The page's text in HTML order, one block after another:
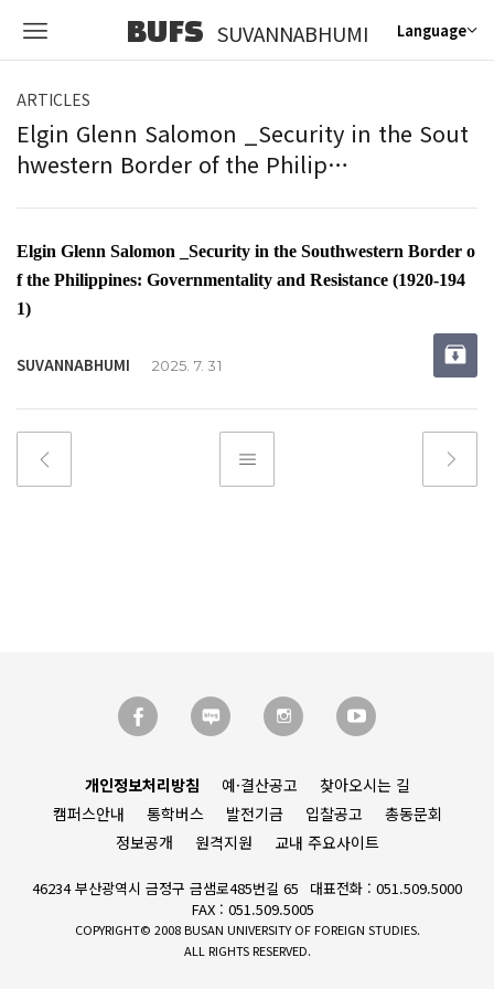
BUFS SUVANNABHUMI Language
ARTICLES
Elgin Glenn Salomon _Security in the Sout
hwestern Border of the Philip…
Elgin Glenn Salomon _Security in the Southwestern Border o
f the Philippines: Governmentality and Resistance (1920-194
1)
SUVANNABHUMI 2025. 7. 31
개인정보처리방침 예·결산공고
찾아오시는 길
캠퍼스안내
통학버스 발전기금 입찰공고
총동문회
정보공개
원격지원 교내 주요사이트
46234 부산광역시 금정구 금샘로485번길 65
대표전화 : 051.509.5000
FAX : 051.509.5005
COPYRIGHT© 2008 BUSAN UNIVERSITY OF FOREIGN STUDIES.
ALL RIGHTS RESERVED.